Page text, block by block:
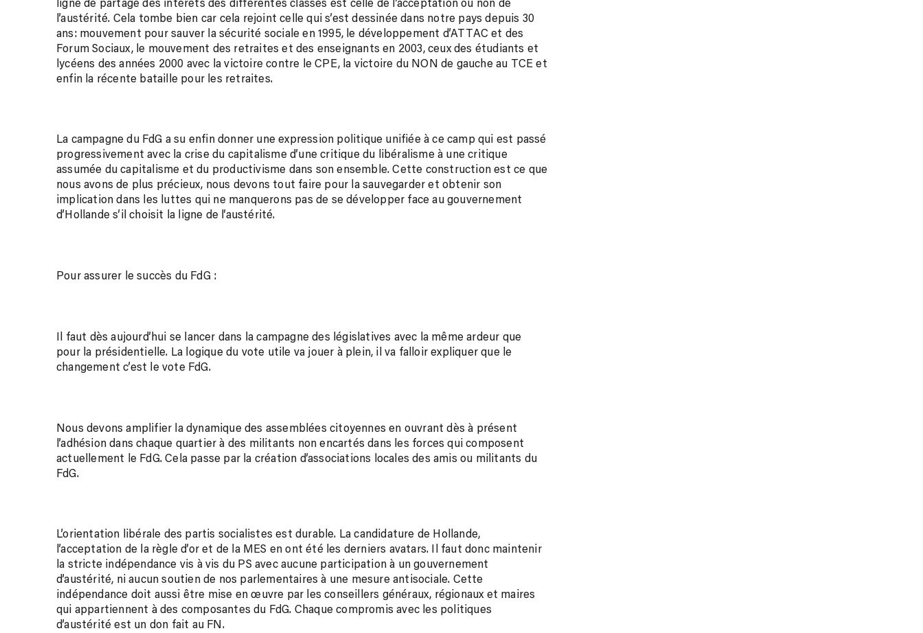
l’austérité. Cela tombe bien car cela rejoint celle qui s’est dessinée dans notre pays depuis 30
ans: mouvement pour sauver la sécurité sociale en 1995, le développement d’ATTAC et des
Forum Sociaux, le mouvement des retraites et des enseignants en 2003, ceux des étudiants et
lycéens des années 2000 avec la victoire contre le CPE, la victoire du NON de gauche au TCE et
enfin la récente bataille pour les retraites.
La campagne du FdG a su enfin donner une expression politique unifiée à ce camp qui est passé
progressivement avec la crise du capitalisme d’une critique du libéralisme à une critique
assumée du capitalisme et du productivisme dans son ensemble. Cette construction est ce que
nous avons de plus précieux, nous devons tout faire pour la sauvegarder et obtenir son
implication dans les luttes qui ne manquerons pas de se développer face au gouvernement
d’Hollande s’il choisit la ligne de l’austérité.
Pour assurer le succès du FdG :
Il faut dès aujourd’hui se lancer dans la campagne des législatives avec la même ardeur que
pour la présidentielle. La logique du vote utile va jouer à plein, il va falloir expliquer que le
changement c’est le vote FdG.
Nous devons amplifier la dynamique des assemblées citoyennes en ouvrant dès à présent
l’adhésion dans chaque quartier à des militants non encartés dans les forces qui composent
actuellement le FdG. Cela passe par la création d’associations locales des amis ou militants du
FdG.
L’orientation libérale des partis socialistes est durable. La candidature de Hollande,
l’acceptation de la règle d’or et de la MES en ont été les derniers avatars. Il faut donc maintenir
la stricte indépendance vis à vis du PS avec aucune participation à un gouvernement
d’austérité, ni aucun soutien de nos parlementaires à une mesure antisociale. Cette
indépendance doit aussi être mise en œuvre par les conseillers généraux, régionaux et maires
qui appartiennent à des composantes du FdG. Chaque compromis avec les politiques
d’austérité est un don fait au FN.